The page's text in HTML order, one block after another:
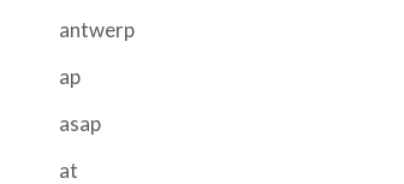
antwerp
ap
asap
at